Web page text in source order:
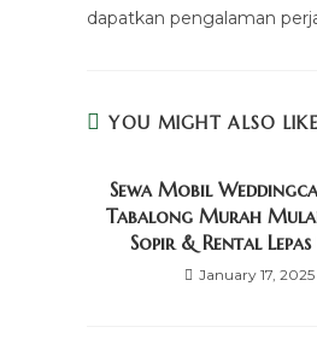
dapatkan pengalaman
YOU MIGHT ALSO LIKE
Sewa Mobil
Tabalong Murah
Sopir & Rental
January 17, 2025